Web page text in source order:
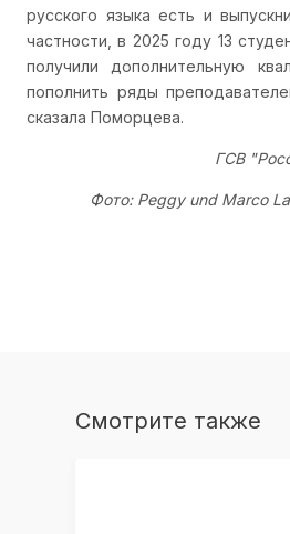
русского языка есть и
частности, в 2025 году 13
получили дополнительную
пополнить ряды
сказала Поморцева.
ГСВ
Фото: Peggy und Marco
Смотрите также